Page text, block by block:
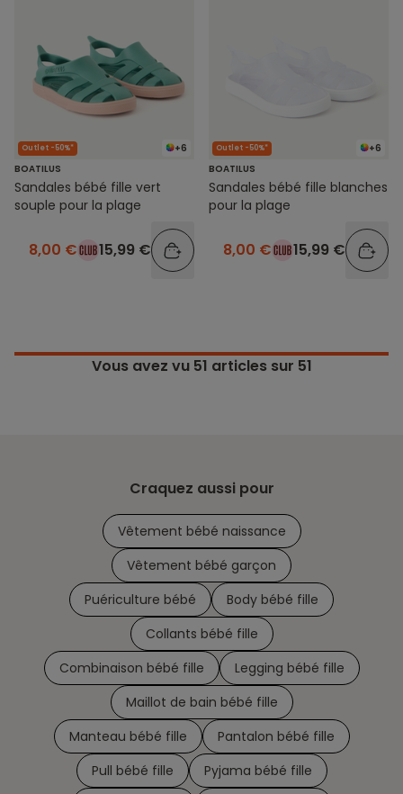
+6
Outlet -50%*
BOATILUS
Sandales bébé fille vert
souple pour la plage
8,00 € 15,99 €
+6
Outlet -50%*
BOATILUS
Sandales bébé fille blanches
pour la plage
8,00 € 15,99 €
Vous avez vu 51 articles sur 51
Craquez aussi pour
Vêtement bébé naissance
Vêtement bébé garçon
Puériculture bébé
Body bébé fille
Collants bébé fille
Combinaison bébé fille
Legging bébé fille
Maillot de bain bébé fille
Manteau bébé fille
Pantalon bébé fille
Pull bébé fille
Pyjama bébé fille